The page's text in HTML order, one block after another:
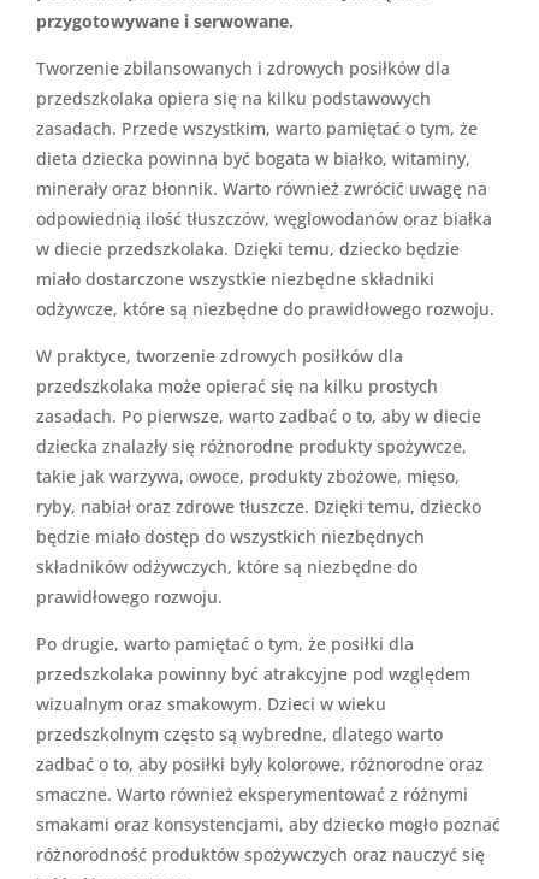
przygotowywane i serwowane.
Tworzenie zbilansowanych i zdrowych posiłków dla
przedszkolaka opiera się na kilku podstawowych
zasadach. Przede wszystkim, warto pamiętać o tym, że
dieta dziecka powinna być bogata w białko, witaminy,
minerały oraz błonnik. Warto również zwrócić uwagę na
odpowiednią ilość tłuszczów, węglowodanów oraz białka
w diecie przedszkolaka. Dzięki temu, dziecko będzie
miało dostarczone wszystkie niezbędne składniki
odżywcze, które są niezbędne do prawidłowego rozwoju.
W praktyce, tworzenie zdrowych posiłków dla
przedszkolaka może opierać się na kilku prostych
zasadach. Po pierwsze, warto zadbać o to, aby w diecie
dziecka znalazły się różnorodne produkty spożywcze,
takie jak warzywa, owoce, produkty zbożowe, mięso,
ryby, nabiał oraz zdrowe tłuszcze. Dzięki temu, dziecko
będzie miało dostęp do wszystkich niezbędnych
składników odżywczych, które są niezbędne do
prawidłowego rozwoju.
Po drugie, warto pamiętać o tym, że posiłki dla
przedszkolaka powinny być atrakcyjne pod względem
wizualnym oraz smakowym. Dzieci w wieku
przedszkolnym często są wybredne, dlatego warto
zadbać o to, aby posiłki były kolorowe, różnorodne oraz
smaczne. Warto również eksperymentować z różnymi
smakami oraz konsystencjami, aby dziecko mogło poznać
różnorodność produktów spożywczych oraz nauczyć się